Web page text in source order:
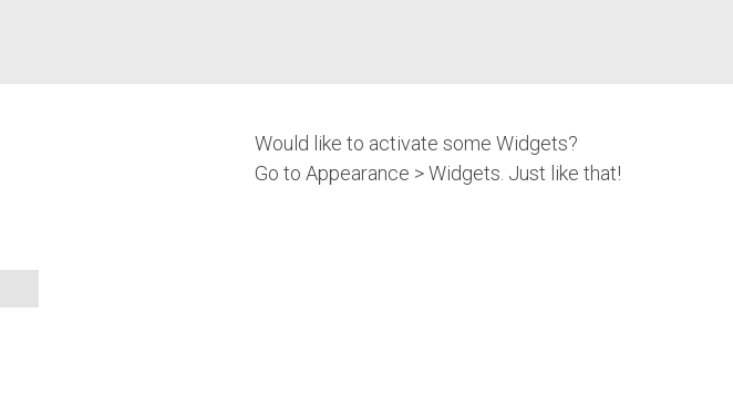
Would like to activate some Widgets?
Go to Appearance > Widgets. Just like that!